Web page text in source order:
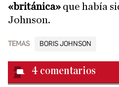
«británica» que había
Johnson.
TEMAS BORIS JOHNSON
4 comentarios